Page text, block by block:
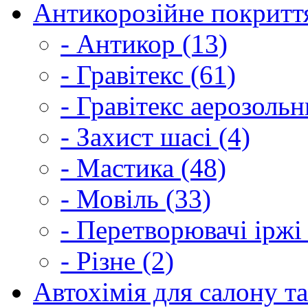
Антикорозійне
- Антикор (13)
- Гравітекс (61)
- Гравітекс
- Захист шасі (4)
- Мастика (48)
- Мовіль (33)
- Перетворювачі
- Різне (2)
Автохімія для салону